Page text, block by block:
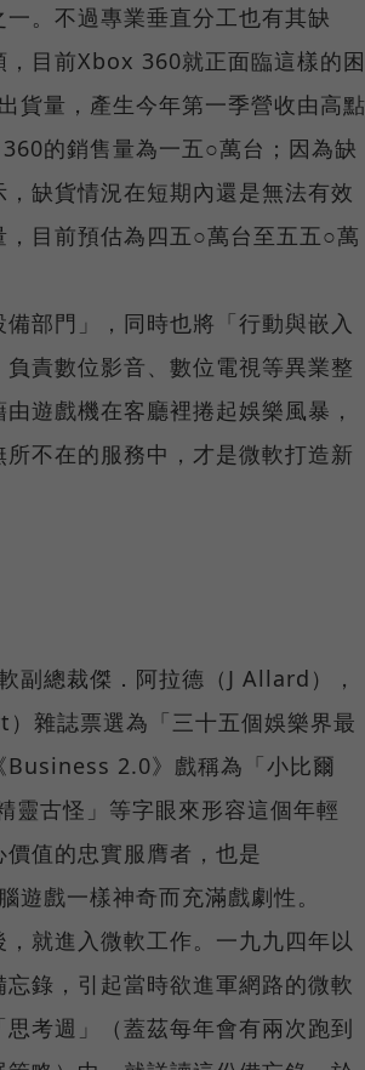
。不過專業垂直分工也有其缺
目前Xbox 360就正面臨這樣的困
貨量，產生今年第一季營收由高點
的銷售量為一五○萬台；因為缺
缺貨情況在短期內還是無法有效
目前預估為四五○萬台至五五○萬
部門」，同時也將「行動與嵌入
責數位影音、數位電視等異業整
遊戲機在客廳裡捲起娛樂風暴，
不在的服務中，才是微軟打造新
副總裁傑．阿拉德（J Allard），
雜誌票選為「三十五個娛樂界最
Business 2.0》戲稱為「小比爾
靈古怪」等字眼來形容這個年輕
值的忠實服膺者，也是
戲一樣神奇而充滿戲劇性。
就進入微軟工作。一九九四年以
錄，引起當時欲進軍網路的微軟
考週」（蓋茲每年會有兩次跑到